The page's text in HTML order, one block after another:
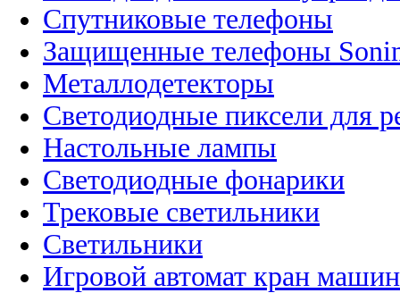
Спутниковые телефоны
Защищенные телефоны
Металлодетекторы
Светодиодные пиксели для
Настольные лампы
Светодиодные фонарики
Трековые светильники
Светильники
Игровой автомат кран